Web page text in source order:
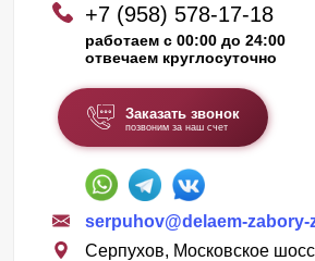
+7 (958) 578-17-18
работаем с 00:00 до 24:00
отвечаем круглосуточно
Заказать звонок
позвоним за наш счет
serpuhov@delaem-zabory-
Серпухов, Московское